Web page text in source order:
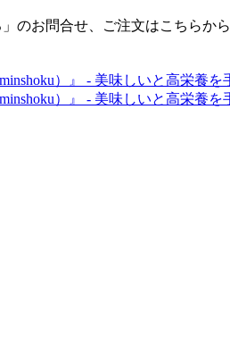
のお問合せ、ご注文はこちらから